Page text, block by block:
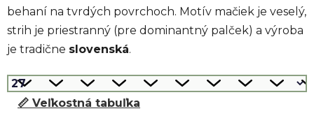
behaní na tvrdých povrchoch. Motív mačiek je veselý,
strih je priestranný (pre dominantný palček) a výroba
je tradične slovenská.
📏 Veľkostná tabuľka